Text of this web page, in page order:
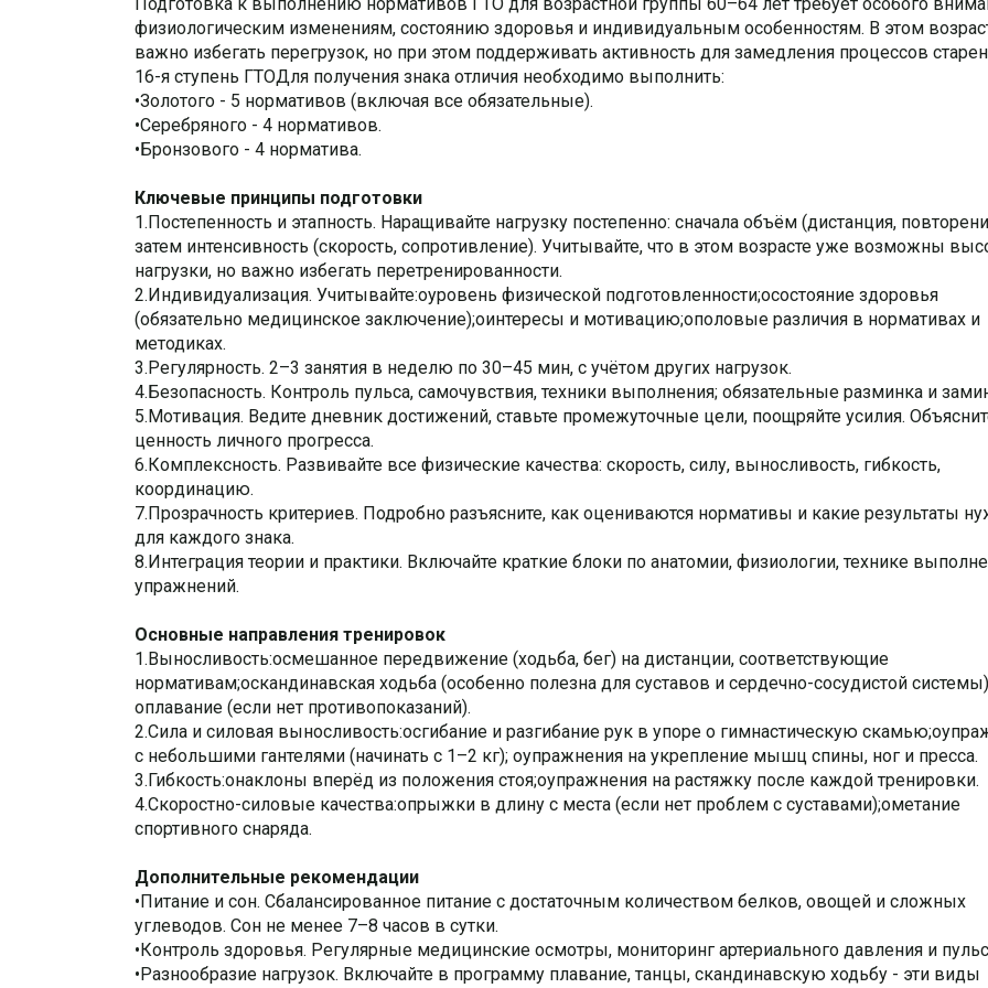
физиологическим изменениям, состоянию здоровья и индивидуальным особенностям. В этом
важно избегать перегрузок, но при этом поддерживать активность для замедления процессов
16-я ступень ГТОДля получения знака отличия необходимо выполнить:
•Золотого - 5 нормативов (включая все обязательные).
•Серебряного - 4 нормативов.
•Бронзового - 4 норматива.
Ключевые принципы подготовки
1.Постепенность и этапность. Наращивайте нагрузку постепенно: сначала объём (дистанция,
затем интенсивность (скорость, сопротивление). Учитывайте, что в этом возрасте уже возможны
нагрузки, но важно избегать перетренированности.
2.Индивидуализация. Учитывайте:oуровень физической подготовленности;oсостояние здоровья
(обязательно медицинское заключение);oинтересы и мотивацию;oполовые различия в нормативах и
методиках.
3.Регулярность. 2–3 занятия в неделю по 30–45 мин, с учётом других нагрузок.
4.Безопасность. Контроль пульса, самочувствия, техники выполнения; обязательные разминка и
5.Мотивация. Ведите дневник достижений, ставьте промежуточные цели, поощряйте усилия.
ценность личного прогресса.
6.Комплексность. Развивайте все физические качества: скорость, силу, выносливость, гибкость,
координацию.
7.Прозрачность критериев. Подробно разъясните, как оцениваются нормативы и какие результаты
для каждого знака.
8.Интеграция теории и практики. Включайте краткие блоки по анатомии, физиологии, технике
упражнений.
Основные направления тренировок
1.Выносливость:oсмешанное передвижение (ходьба, бег) на дистанции, соответствующие
нормативам;oскандинавская ходьба (особенно полезна для суставов и сердечно-сосудистой
oплавание (если нет противопоказаний).
2.Сила и силовая выносливость:oсгибание и разгибание рук в упоре о гимнастическую
с небольшими гантелями (начинать с 1–2 кг); oупражнения на укрепление мышц спины, ног и пресса.
3.Гибкость:oнаклоны вперёд из положения стоя;oупражнения на растяжку после каждой тренировки.
4.Скоростно-силовые качества:oпрыжки в длину с места (если нет проблем с суставами);oметание
спортивного снаряда.
Дополнительные рекомендации
•Питание и сон. Сбалансированное питание с достаточным количеством белков, овощей и сложных
углеводов. Сон не менее 7–8 часов в сутки.
•Контроль здоровья. Регулярные медицинские осмотры, мониторинг артериального давления и
•Разнообразие нагрузок. Включайте в программу плавание, танцы, скандинавскую ходьбу - эти виды